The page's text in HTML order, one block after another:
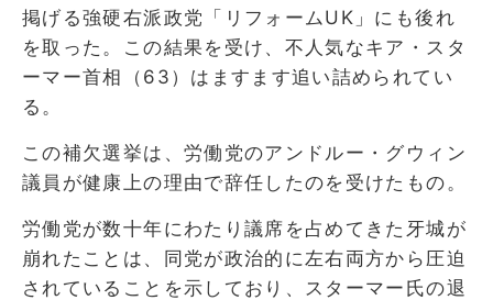
掲げる強硬右派政党「リフォームUK」にも後れ
を取った。この結果を受け、不人気なキア・スタ
ーマー首相（63）はますます追い詰められてい
る。
この補欠選挙は、労働党のアンドルー・グウィン
議員が健康上の理由で辞任したのを受けたもの。
労働党が数十年にわたり議席を占めてきた牙城が
崩れたことは、同党が政治的に左右両方から圧迫
されていることを示しており、スターマー氏の退